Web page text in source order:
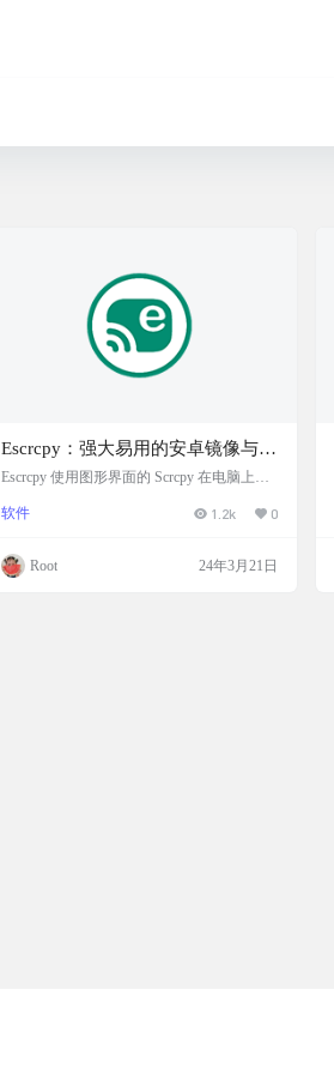
Escrcpy：强大易用的安卓镜像与远
控开源软件
Escrcpy 使用图形界面的 Scrcpy 在电脑上显
开发，支持 Linux、Windows、macOS。 功
很流畅的一款电脑控制安卓的软件，基于 El
ectron，所以资源占用还是有点，不过，好
软件 1.2k 0
Root 24年3月21日